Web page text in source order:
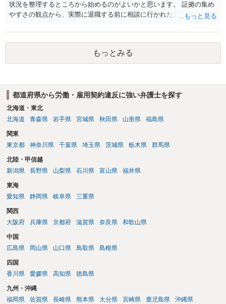
状況を整理するところから始めるのがよいかと思います。 証拠の集め
やすさの観点から、実際に退職する前に相談に行かれた方がよいかと
もっとみる
都道府県から労働・雇用契約違反に強い弁護士を探す
北海道・東北
北海道
青森県 岩手県 宮城県 秋田県 山形県 福島県
関東
東京都
神奈川県 千葉県 埼玉県 茨城県 栃木県 群馬県
北陸・甲信越
新潟県
長野県 山梨県 石川県 富山県 福井県
東海
愛知県
静岡県 岐阜県 三重県
関西
大阪府
兵庫県 京都府 滋賀県 奈良県 和歌山県
中国
広島県
岡山県 山口県 鳥取県 島根県
四国
香川県
愛媛県 高知県 徳島県
九州・沖縄
福岡県
佐賀県 長崎県 熊本県 大分県 宮崎県 鹿児島県 沖縄県